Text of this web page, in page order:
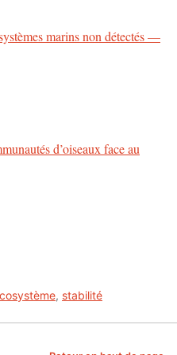
marins non détectés —
d’oiseaux face au
, stabilité